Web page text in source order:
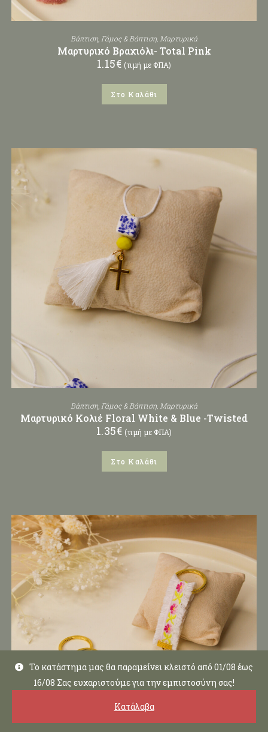
Το κατάστημα μας θα παραμείνει κλειστό από 01/08 έως
16/08 Σας ευχαριστούμε για την εμπιστοσύνη σας!
Κατάλαβα
Βάπτιση,Γάμος & Βάπτιση,Μαρτυρικά
Μαρτυρικό Βραχιόλι- Total Pink
1.15€ (τιμή με ΦΠΑ)
Στο Καλάθι
Βάπτιση Γάμος & Βάπτιση Μαρτυρικά
Μαρτυρικό Κολιέ Floral White & Blue -Twisted
1.35€ (τιμή με ΦΠΑ)
Στο Καλάθι